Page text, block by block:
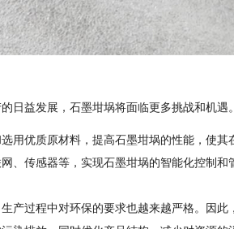
日益发展，石墨坩埚将面临更多挑战和机
用优质原材料，提高石墨坩埚的性能，使
、传感器等，实现石墨坩埚的智能化控制
产过程中对环保的要求也越来越严格。因